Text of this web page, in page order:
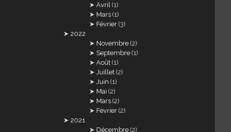
Avril (1)
Mars (1)
Février (3)
2022
Novembre (2)
Septembre (1)
Août (1)
Juillet (2)
Juin (1)
Mai (2)
Mars (2)
Février (2)
2021
Décembre (2)